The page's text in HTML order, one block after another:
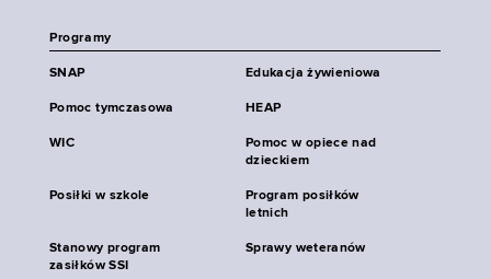
Programy
SNAP Edukacja żywieniowa
Pomoc tymczasowa HEAP
WIC
Pomoc w opiece nad
dzieckiem
Posiłki w szkole
Program posiłków
letnich
Stanowy program
zasiłków SSI
Sprawy weteranów